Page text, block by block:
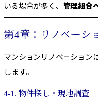
いる場合が多く、 管理組合
第4章：リノベーシ
マンションリノベーション
します。
4-1. 物件探し・現地調査